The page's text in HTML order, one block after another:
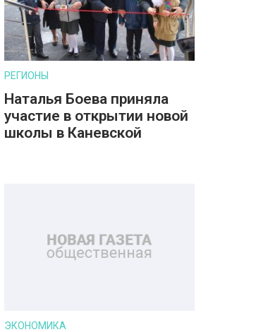
РЕГИОНЫ
Наталья Боева приняла
участие в открытии новой
школы в Каневской
ЭКОНОМИКА